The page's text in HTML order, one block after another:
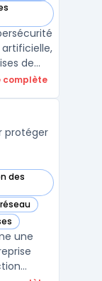
de
complète
protéger
des
une